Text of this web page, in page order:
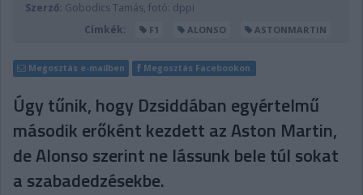
Szerző: Gobodics Tamás, fotó: dppi
Címkék:
F1 ALONSO ASTONMARTIN
Megosztás e-mailben Megosztás Facebookon
Úgy tűnik, hogy Dzsiddában egyértelmű
második erőként kezdett az Aston Martin,
de Alonso szerint ne lássunk bele túl sokat
a szabadedzésekbe.